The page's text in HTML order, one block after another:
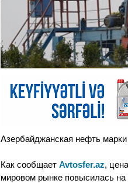
Азербайджанская нефть
Как сообщает Avtosfer.az,
мировом рынке повысилась